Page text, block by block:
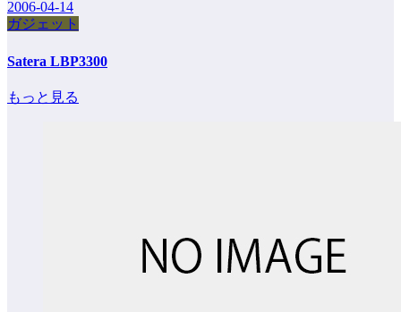
2006-04-14
ガジェット
Satera LBP3300
もっと見る